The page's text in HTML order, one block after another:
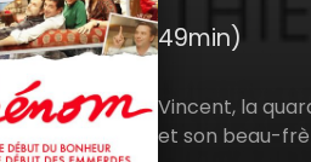
49min)
Vincent, la
et son beau-